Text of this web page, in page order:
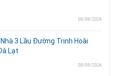
08/08/2026
3 Lầu Đường Trịnh Hoài
Lạt
08/08/2026